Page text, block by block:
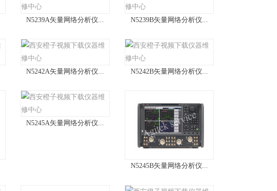
N5239A矢量网络分析仪... N5239B矢量网络分析仪...
N5242A矢量网络分析仪... N5242B矢量网络分析仪...
N5245A矢量网络分析仪...
N5245B矢量网络分析仪...